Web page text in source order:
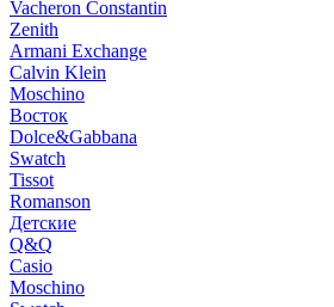
Vacheron Constantin
Zenith
Armani Exchange
Calvin Klein
Moschino
Восток
Dolce&Gabbana
Swatch
Tissot
Romanson
Детские
Q&Q
Casio
Moschino